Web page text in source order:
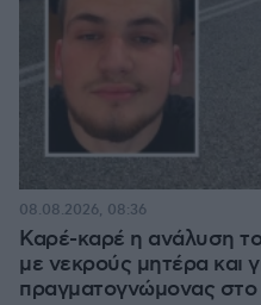
Καρέ-καρέ η ανάλυση
με νεκρούς μητέρα και
πραγματογνώμονας
08.08.2026, 08:36